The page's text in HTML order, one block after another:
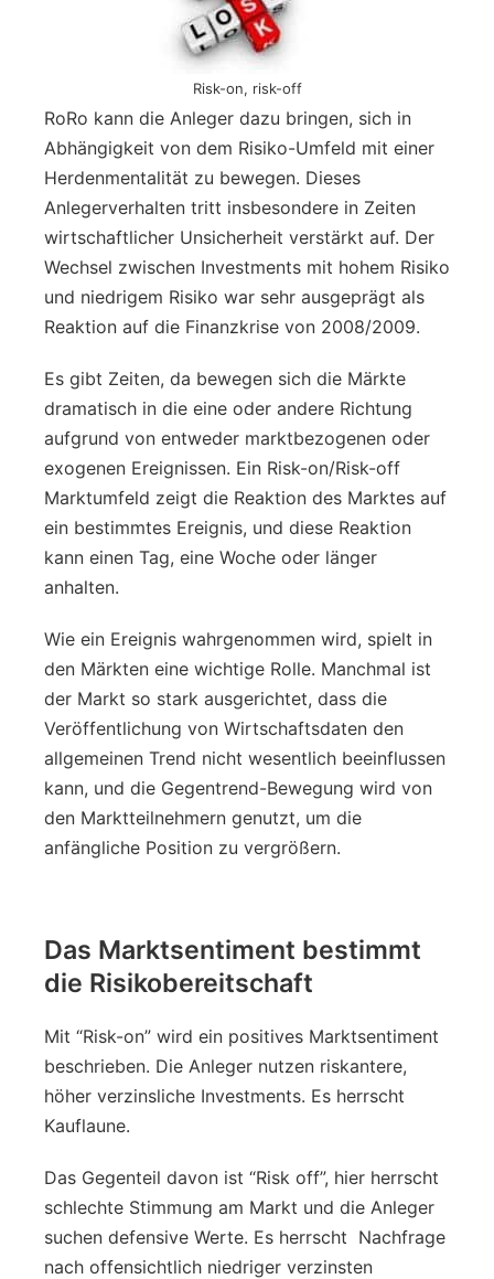
Risk-on, risk-off
RoRo kann die Anleger dazu bringen, sich in
Abhängigkeit von dem Risiko-Umfeld mit einer
Herdenmentalität zu bewegen. Dieses
Anlegerverhalten tritt insbesondere in Zeiten
wirtschaftlicher Unsicherheit verstärkt auf. Der
Wechsel zwischen Investments mit hohem Risiko
und niedrigem Risiko war sehr ausgeprägt als
Reaktion auf die Finanzkrise von 2008/2009.
Es gibt Zeiten, da bewegen sich die Märkte
dramatisch in die eine oder andere Richtung
aufgrund von entweder marktbezogenen oder
exogenen Ereignissen. Ein Risk-on/Risk-off
Marktumfeld zeigt die Reaktion des Marktes auf
ein bestimmtes Ereignis, und diese Reaktion
kann einen Tag, eine Woche oder länger
anhalten.
Wie ein Ereignis wahrgenommen wird, spielt in
den Märkten eine wichtige Rolle. Manchmal ist
der Markt so stark ausgerichtet, dass die
Veröffentlichung von Wirtschaftsdaten den
allgemeinen Trend nicht wesentlich beeinflussen
kann, und die Gegentrend-Bewegung wird von
den Marktteilnehmern genutzt, um die
anfängliche Position zu vergrößern.
Das Marktsentiment bestimmt
die Risikobereitschaft
Mit “Risk-on” wird ein positives Marktsentiment
beschrieben. Die Anleger nutzen riskantere,
höher verzinsliche Investments. Es herrscht
Kauflaune.
Das Gegenteil davon ist “Risk off”, hier herrscht
schlechte Stimmung am Markt und die Anleger
suchen defensive Werte. Es herrscht Nachfrage
nach offensichtlich niedriger verzinsten